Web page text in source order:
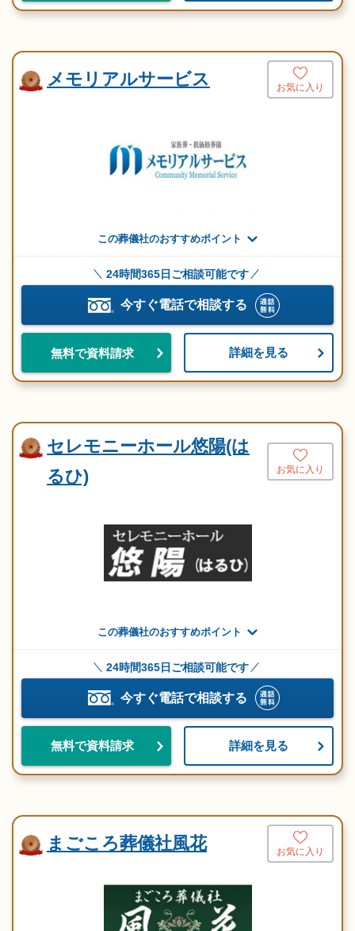
メモリアルサービス お気に入り
この葬儀社のおすすめポイント
24時間365日ご相談可能です
今すぐ電話で相談する
無料で資料請求 詳細を見る
セレモニーホール悠陽(は
るひ)
お気に入り
この葬儀社のおすすめポイント
24時間365日ご相談可能です
今すぐ電話で相談する
無料で資料請求 詳細を見る
まごころ葬儀社風花 お気に入り